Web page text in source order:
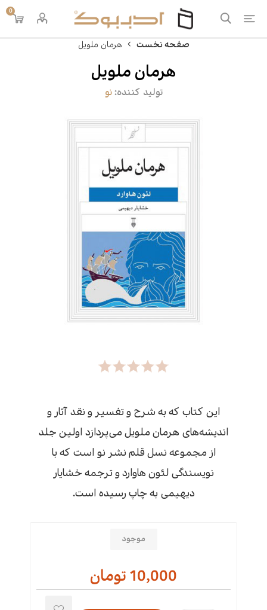
0
صفحه نخست هرمان ملویل
هرمان ملویل
تولید کننده: نو
این کتاب که به شرح و تفسیر و نقد آثار و
اندیشه‌های هرمان ملویل می‌پردازد اولین جلد
از مجموعه نسل قلم نشر نو است که با
نویسندگی لئون هاوارد و ترجمه خشایار
دیهیمی به چاپ رسیده است.
موجود
10,000 تومان